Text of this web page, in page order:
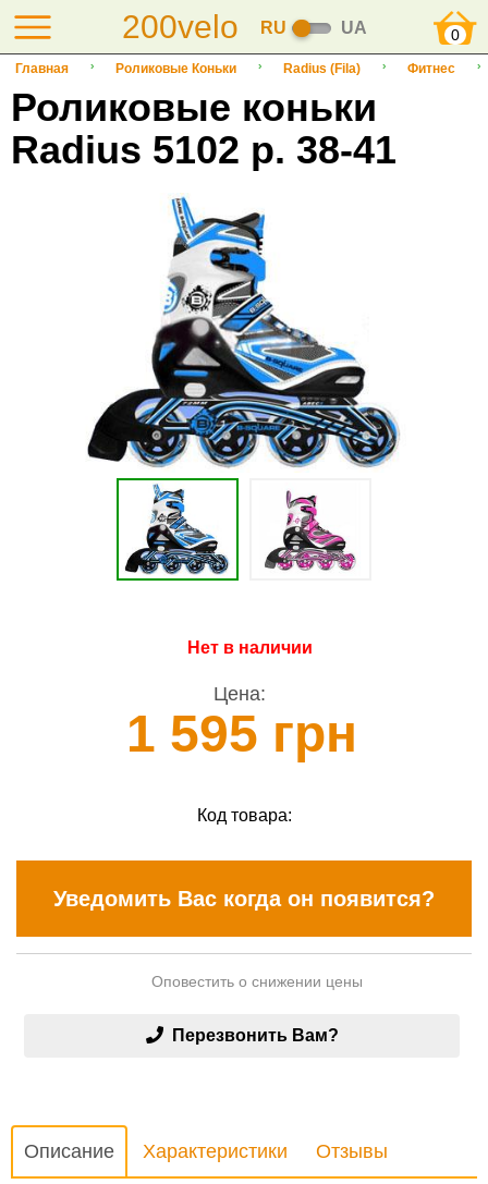
200velo RU UA 0
Главная Роликовые Коньки Radius (Fila) Фитнес
Роликовые коньки
Radius 5102 р. 38-41
Нет в наличии
Цена:
1 595 грн
Код товара:
Уведомить Вас когда он появится?
Оповестить о снижении цены
Перезвонить Вам?
Описание Характеристики Отзывы